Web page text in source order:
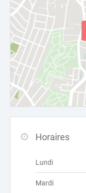
Horaires
Lundi
Mardi